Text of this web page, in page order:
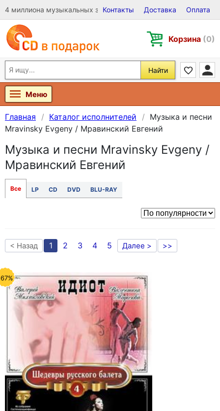
4 миллиона музыкальных записей на Виниле, CD и DVD
Контакты Доставка Оплата
Корзина (0)
Найти
Меню
Главная Каталог исполнителей
Музыка и песни
Mravinsky Evgeny / Мравинский Евгений
Музыка и песни Mravinsky Evgeny /
Мравинский Евгений
Все LP CD DVD BLU-RAY
< Назад 1 2 3 4 5 Далее > >>